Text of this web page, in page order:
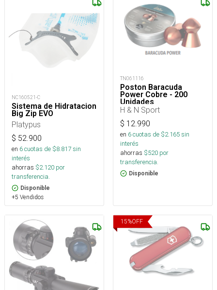
NC160521-C
Sistema de Hidratacion
Big Zip EVO
Platypus
$ 52.900
en 6cuotas de $8.817sin
interés
ahorras $2.120 por
transferencia.
Disponible
+5 Vendidos
TN061116
Poston Baracuda
Power Cobre - 200
Unidades
H & N Sport
$ 12.990
en 6cuotas de $2.165sin
interés
ahorras $520 por
transferencia.
Disponible
15%OFF